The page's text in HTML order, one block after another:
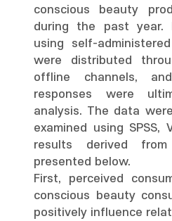
conscious beauty
during the past year.
using self-
were distributed
offline channels,
responses were
analysis. The data
examined using SPSS,
results derived
presented below.
First, perceived
conscious beauty
positively influence